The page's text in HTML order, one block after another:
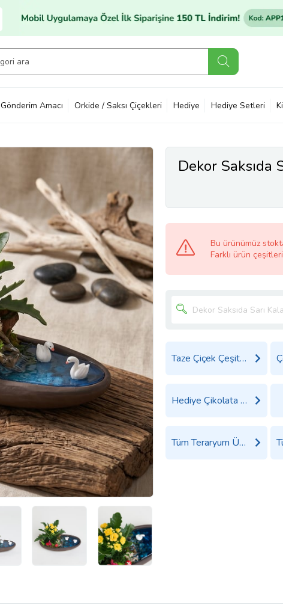
Gönderim Amacı Orkide / Saksı Çiçekleri Hediye Hediye Setleri
Dekor Saksıda
Bu ürünümüz
Farklı ürün
Taze Çiçek Çeşitleri
Hediye Çikolata Çeşitleri
Tüm Teraryum Ürünleri